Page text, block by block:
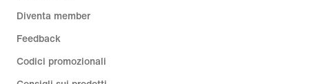
Diventa member
Feedback
Codici promozionali